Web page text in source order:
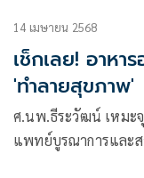
14 เมษายน 2568
เช็กเลย! อาหา
'ทำลายสุขภาพ'
ศ.นพ.ธีระวัฒน์ เหมะ
แพทย์บูรณาการและ